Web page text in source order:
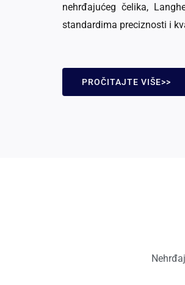
nehrđajućeg čelika,
standardima preciznosti i
PROČITAJTE VIŠE>>